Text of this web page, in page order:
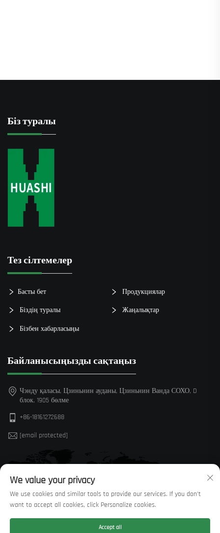
Біз туралы
Тез сілтемелер
Басты бет Продукциялар
Біздің туралы Жаңалықтар
Бізбен хабарласыңы
Байланысыңызды сақтаңыз
Чэнду қаласы, Цзиньнин ауданы, Цзиньнин Ванда СОХО, D
блок, 1905 бөлме
+86-18161272688
[email protected]
We value your privacy
We use cookies and similar tools to provide our services. If you don't
want to accept all cookies, click Personalize cookies.
Accept all